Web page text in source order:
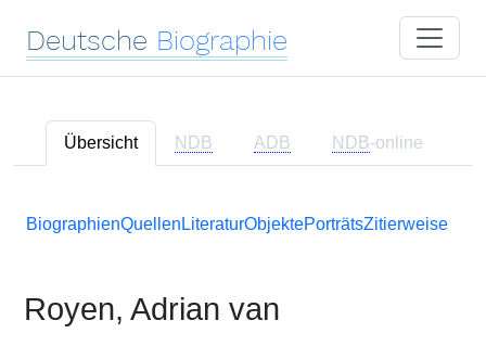
Deutsche Biographie
Übersicht NDB ADB NDB-online
BiographienQuellen LiteraturObjektePorträtsZitierweise
Royen, Adrian van